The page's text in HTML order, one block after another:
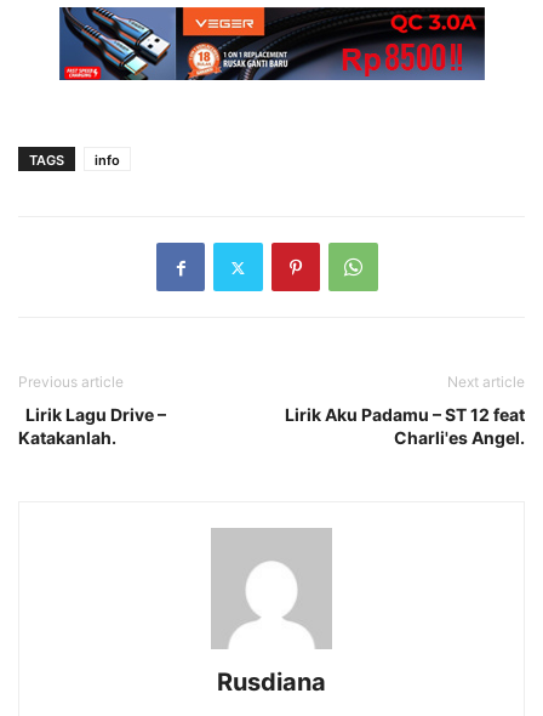
TAGS info
Previous article
Lirik Lagu Drive –
Katakanlah.
Next article
Lirik Aku Padamu – ST 12 feat
Charli'es Angel.
Rusdiana